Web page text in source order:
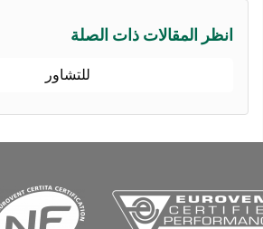
المقالات ذات الصلة
للتشاور